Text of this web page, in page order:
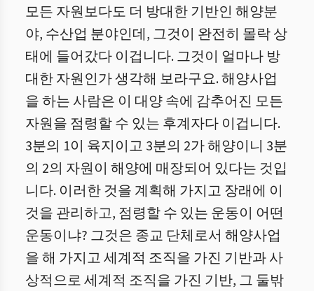
모든 자원보다도 더 방대한 기반인 해양분
야, 수산업 분야인데, 그것이 완전히 몰락 상
태에 들어갔다 이겁니다. 그것이 얼마나 방
대한 자원인가 생각해 보라구요. 해양사업
을 하는 사람은 이 대양 속에 감추어진 모든
자원을 점령할 수 있는 후계자다 이겁니다.
3분의 1이 육지이고 3분의 2가 해양이니 3분
의 2의 자원이 해양에 매장되어 있다는 것입
니다. 이러한 것을 계획해 가지고 장래에 이
것을 관리하고, 점령할 수 있는 운동이 어떤
운동이냐? 그것은 종교 단체로서 해양사업
을 해 가지고 세계적 조직을 가진 기반과 사
상적으로 세계적 조직을 가진 기반, 그 둘밖